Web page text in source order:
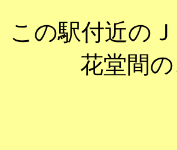
この駅付近の
花堂間